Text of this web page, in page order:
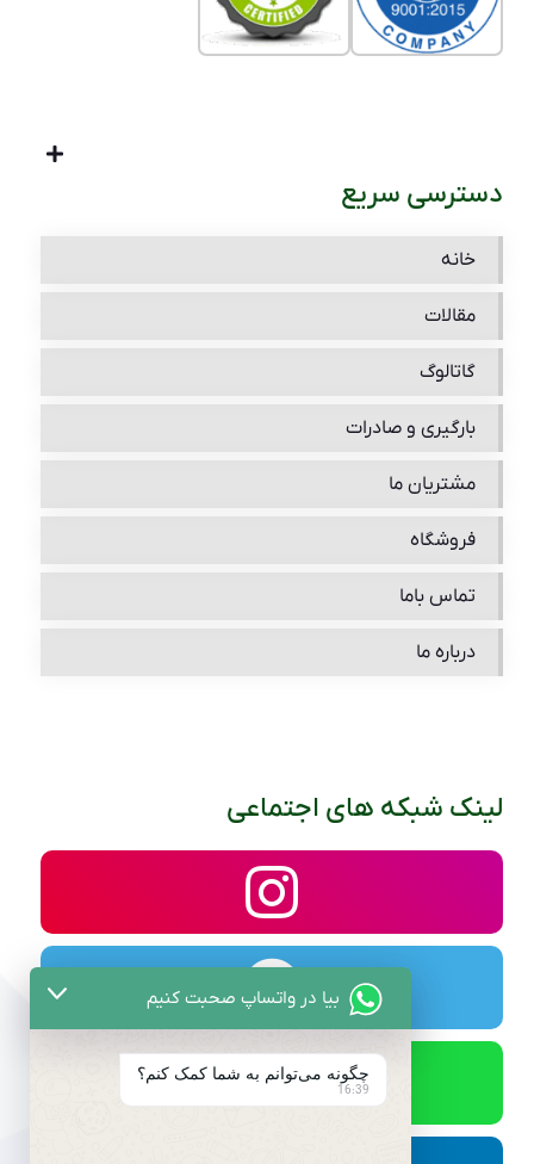
دسترسی سریع
خانه
مقالات
گاتالوگ
بارگیری و صادرات
مشتریان ما
فروشگاه
تماس باما
درباره ما
لینک شبکه های اجتماعی
بیا در واتساپ صحبت کنیم
چگونه می‌توانم به شما کمک کنم؟
16:39